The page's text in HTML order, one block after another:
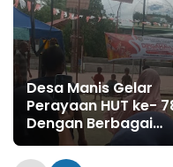
Desa Manis Gelar
Perayaan HUT ke- 78
Dengan Berbagai
Perlombaan, Warga
Antusias